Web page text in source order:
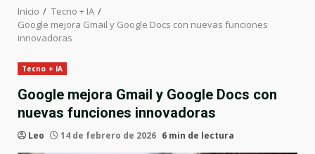
Inicio
Tecno + IA
Google mejora Gmail y Google Docs con nuevas funciones
innovadoras
Tecno + IA
Google mejora Gmail y Google Docs con
nuevas funciones innovadoras
Leo 14 de febrero de 2026 6 min de lectura